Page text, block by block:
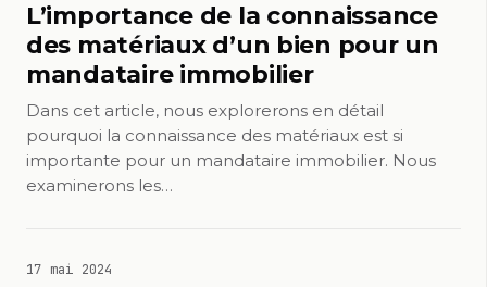
L’importance de la connaissance
des matériaux d’un bien pour un
mandataire immobilier
Dans cet article, nous explorerons en détail
pourquoi la connaissance des matériaux est si
importante pour un mandataire immobilier. Nous
examinerons les…
17 mai 2024